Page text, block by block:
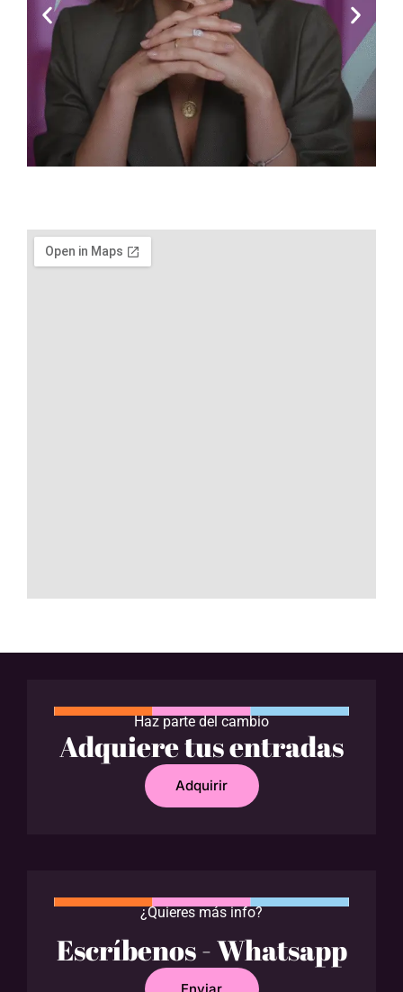
Paula Bolívar
Haz parte del cambio
Adquiere tus entradas
Adquirir
¿Quieres más info?
Escríbenos - Whatsapp